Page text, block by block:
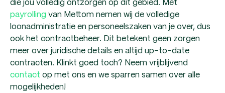
payrolling van Mettom nemen wij de volledige
loonadministratie en personeelszaken van je over, dus
ook het contractbeheer. Dit betekent geen zorgen
meer over juridische details en altijd up-to-date
contracten. Klinkt goed toch? Neem vrijblijvend
contact op met ons en we sparren samen over alle
mogelijkheden!